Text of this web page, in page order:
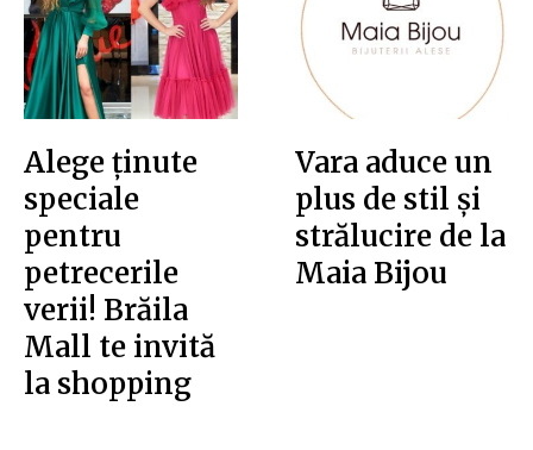
Alege ținute
speciale
pentru
petrecerile
verii! Brăila
Mall te invită
la shopping
Vara aduce un
plus de stil și
strălucire de la
Maia Bijou